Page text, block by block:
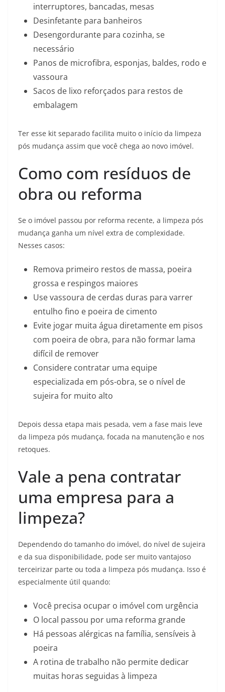
interruptores, bancadas, mesas
Desinfetante para banheiros
Desengordurante para cozinha, se
necessário
Panos de microfibra, esponjas, baldes, rodo e
vassoura
Sacos de lixo reforçados para restos de
embalagem
Ter esse kit separado facilita muito o início da limpeza
pós mudança assim que você chega ao novo imóvel.
Como com resíduos de
obra ou reforma
Se o imóvel passou por reforma recente, a limpeza pós
mudança ganha um nível extra de complexidade.
Nesses casos:
Remova primeiro restos de massa, poeira
grossa e respingos maiores
Use vassoura de cerdas duras para varrer
entulho fino e poeira de cimento
Evite jogar muita água diretamente em pisos
com poeira de obra, para não formar lama
difícil de remover
Considere contratar uma equipe
especializada em pós-obra, se o nível de
sujeira for muito alto
Depois dessa etapa mais pesada, vem a fase mais leve
da limpeza pós mudança, focada na manutenção e nos
retoques.
Vale a pena contratar
uma empresa para a
limpeza?
Dependendo do tamanho do imóvel, do nível de sujeira
e da sua disponibilidade, pode ser muito vantajoso
terceirizar parte ou toda a limpeza pós mudança. Isso é
especialmente útil quando:
Você precisa ocupar o imóvel com urgência
O local passou por uma reforma grande
Há pessoas alérgicas na família, sensíveis à
poeira
A rotina de trabalho não permite dedicar
muitas horas seguidas à limpeza